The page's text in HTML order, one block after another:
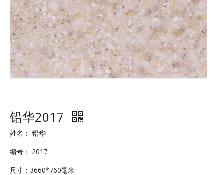
铅华2017
姓名： 铅华
编号： 2017
尺寸：3660*760毫米